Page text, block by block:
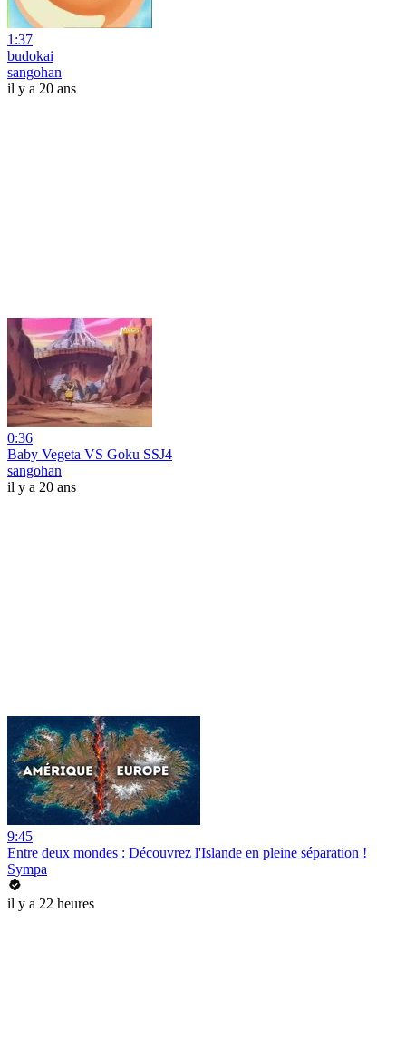
1:37
budokai
sangohan
il y a 20 ans
0:36
Baby Vegeta VS Goku SSJ4
sangohan
il y a 20 ans
9:45
Entre deux mondes : Découvrez l'Islande en pleine séparation !
Sympa
il y a 22 heures